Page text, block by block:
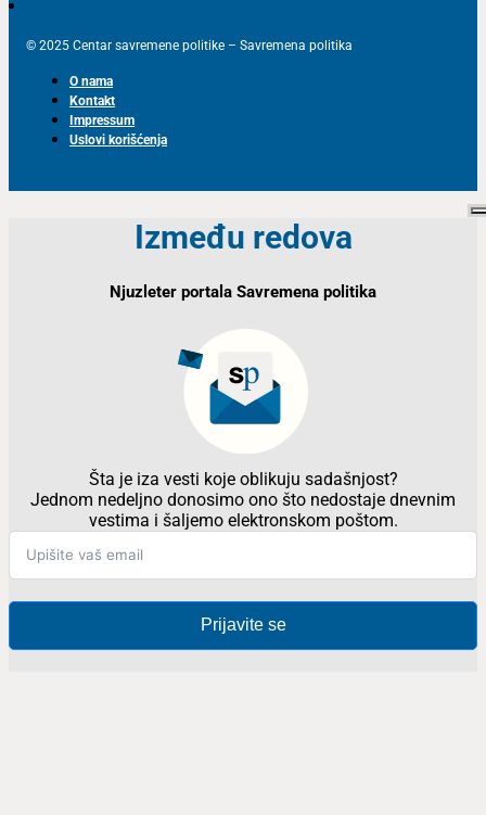
© 2025 Centar savremene politike – Savremena politika
O nama
Kontakt
Impressum
Uslovi korišćenja
Između redova
Njuzleter portala Savremena politika
Šta je iza vesti koje oblikuju sadašnjost?
Jednom nedeljno donosimo ono što nedostaje dnevnim
vestima i šaljemo elektronskom poštom.
Prijavite se